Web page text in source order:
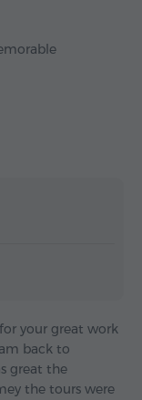
your great work
back to
great the
the tours were